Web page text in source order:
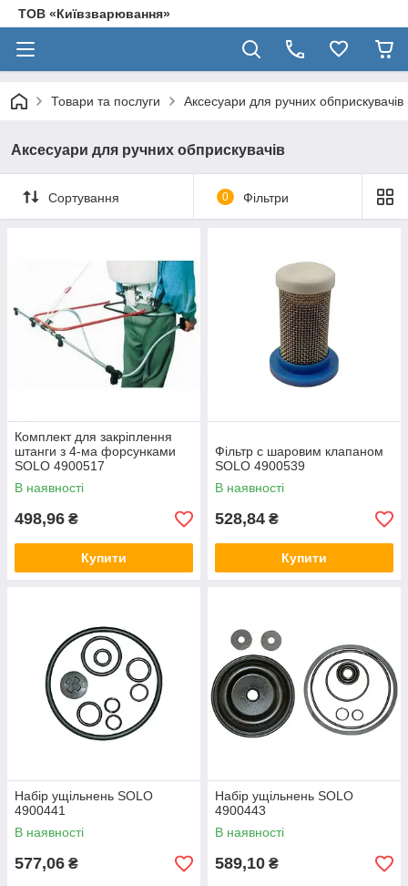
ТОВ «Київзварювання»
Товари та послуги Аксесуари для ручних обприскувачів
Аксесуари для ручних обприскувачів
Сортування 0 Фільтри
Комплект для закріплення
штанги з 4-ма форсунками
SOLO 4900517
В наявності
498,96 ₴
Купити
Фільтр с шаровим клапаном
SOLO 4900539
В наявності
528,84 ₴
Купити
Набір ущільнень SOLO
4900441
В наявності
577,06 ₴
Набір ущільнень SOLO
4900443
В наявності
589,10 ₴